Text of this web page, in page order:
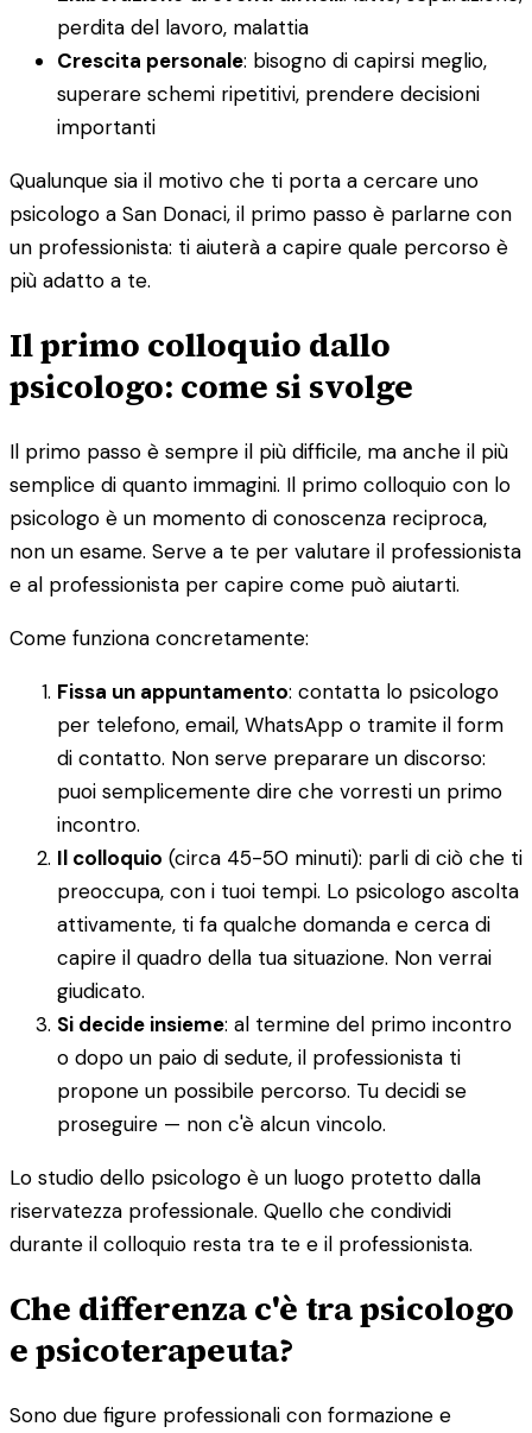
perdita del lavoro, malattia
Crescita personale: bisogno di capirsi meglio,
superare schemi ripetitivi, prendere decisioni
importanti
Qualunque sia il motivo che ti porta a cercare uno
psicologo a San Donaci, il primo passo è parlarne con
un professionista: ti aiuterà a capire quale percorso è
più adatto a te.
Il primo colloquio dallo
psicologo: come si svolge
Il primo passo è sempre il più difficile, ma anche il più
semplice di quanto immagini. Il primo colloquio con lo
psicologo è un momento di conoscenza reciproca,
non un esame. Serve a te per valutare il professionista
e al professionista per capire come può aiutarti.
Come funziona concretamente:
Fissa un appuntamento: contatta lo psicologo
per telefono, email, WhatsApp o tramite il form
di contatto. Non serve preparare un discorso:
puoi semplicemente dire che vorresti un primo
incontro.
Il colloquio (circa 45-50 minuti): parli di ciò che ti
preoccupa, con i tuoi tempi. Lo psicologo ascolta
attivamente, ti fa qualche domanda e cerca di
capire il quadro della tua situazione. Non verrai
giudicato.
Si decide insieme: al termine del primo incontro
o dopo un paio di sedute, il professionista ti
propone un possibile percorso. Tu decidi se
proseguire — non c'è alcun vincolo.
Lo studio dello psicologo è un luogo protetto dalla
riservatezza professionale. Quello che condividi
durante il colloquio resta tra te e il professionista.
Che differenza c'è tra psicologo
e psicoterapeuta?
Sono due figure professionali con formazione e